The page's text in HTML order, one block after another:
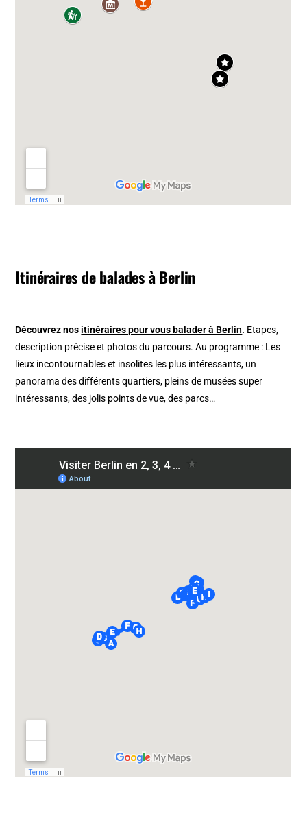
Itinéraires de balades à Berlin
Découvrez nos itinéraires pour vous balader à Berlin. Etapes,
description précise et photos du parcours. Au programme : Les
lieux incontournables et insolites les plus intéressants, un
panorama des différents quartiers, pleins de musées super
intéressants, des jolis points de vue, des parcs…